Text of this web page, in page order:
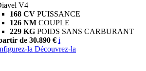
V4
168 CV PUISSANCE
126 NM COUPLE
229 KG POIDS SANS CARBURANT
de 30.890 € i
la Découvrez-la